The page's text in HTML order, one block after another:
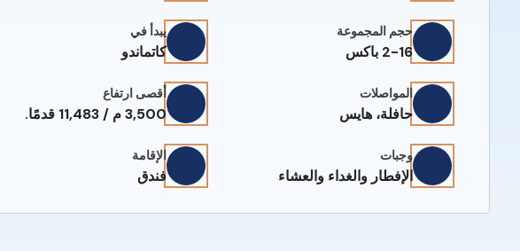
حجم المجموعة
2-16 باكس
يبدأ في
كاتماندو
المواصلات
حافلة، هايس
أقصى ارتفاع
3,500 م / 11,483 قدمًا.
وجبات
الإفطار والغداء والعشاء
الإقامة
فندق